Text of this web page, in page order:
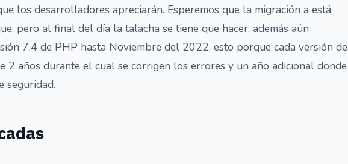
los desarrolladores apreciarán. Esperemos que la migración a está
pero al final del día la talacha se tiene que hacer, además aún
7.4 de PHP hasta Noviembre del 2022, esto porque cada versión de
2 años durante el cual se corrigen los errores y un año adicional donde
seguridad.